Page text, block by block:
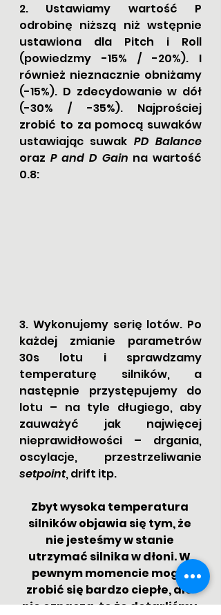
2. Ustawiamy wartość P
odrobinę niższą niż wstępnie
ustawiona dla Pitch i Roll
(powiedzmy -15% / -20%). I
również nieznacznie obniżamy
(-15%). D zdecydowanie w dół
(-30% / -35%). Najprościej
zrobić to za pomocą suwaków
ustawiając suwak PD Balance
oraz P and D Gain na wartość
0.8:
3. Wykonujemy serię lotów. Po
każdej zmianie parametrów
30s lotu i sprawdzamy
temperaturę silników, a
następnie przystępujemy do
lotu – na tyle długiego, aby
zauważyć jak najwięcej
nieprawidłowości – drgania,
setpoint, drift itp.
Zbyt wysoka temperatura
silników objawia się tym, że
nie jesteśmy w stanie
utrzymać silnika w dłoni. W
pewnym momencie mogą
zrobić się bardzo ciepłe, ale
nie oznacza, to że dotarliśmy